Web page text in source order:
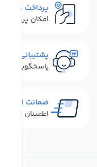
پرداخت در محل
امکان پرداخت
پشتیبانی سریع
پاسخگویی
ضمانت اصل
اطمینان از خرید